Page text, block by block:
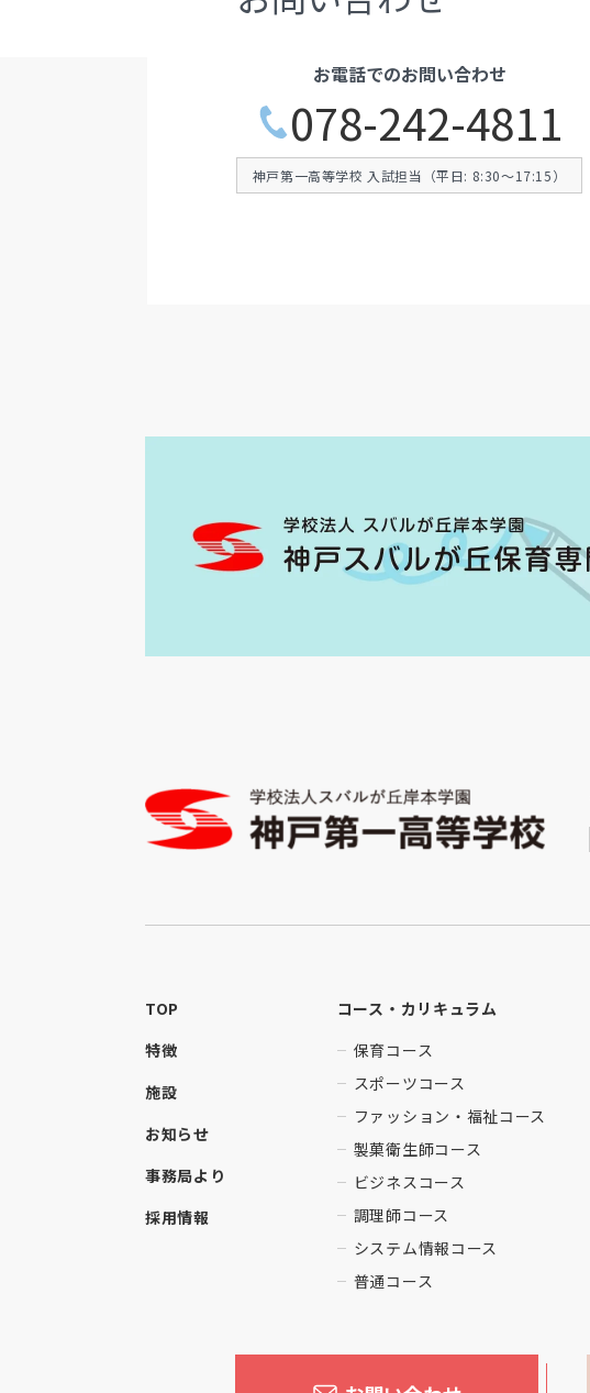
お電話でのお問い合わせ
078-242-4811
神戸第一高等学校 入試担当（平日: 8:30〜17:15）
TOP
特徴
施設
お知らせ
事務局より
採用情報
コース・カリキュラム
保育コース
スポーツコース
ファッション・福祉コース
製菓衛生師コース
ビジネスコース
調理師コース
システム情報コース
普通コース